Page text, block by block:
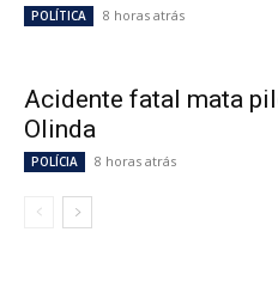
POLÍTICA 8 horas atrás
Acidente fatal mata
Olinda
POLÍCIA 8 horas atrás